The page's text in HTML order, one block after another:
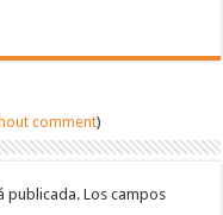
comment)
publicada. Los campos